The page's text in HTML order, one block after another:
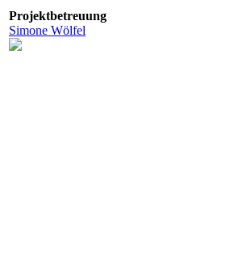
Projektbetreuung
Simone Wölfel